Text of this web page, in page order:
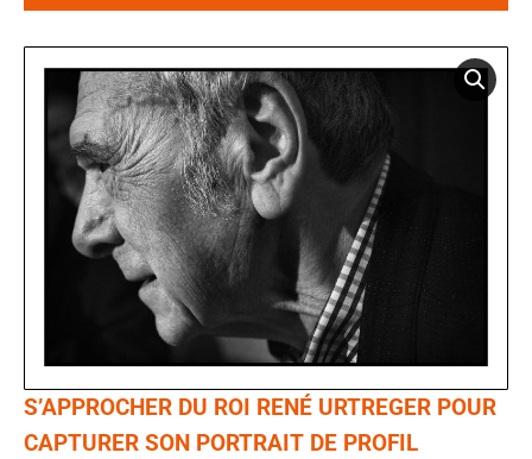
S’APPROCHER DU ROI RENÉ URTREGER POUR
CAPTURER SON PORTRAIT DE PROFIL